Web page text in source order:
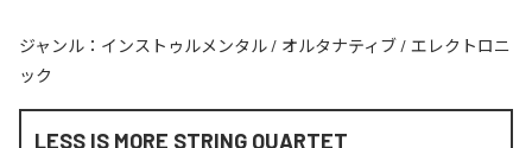
ジャンル： インストゥルメンタル / オルタナティブ / エレクトロニ
ック
LESS IS MORE STRING QUARTET